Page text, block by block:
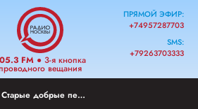
FM● 3-я кнопка
вещания
ПРЯМОЙ ЭФИР:
+74957287703
SMS:
+79263703333
Старые добрые песни из детства